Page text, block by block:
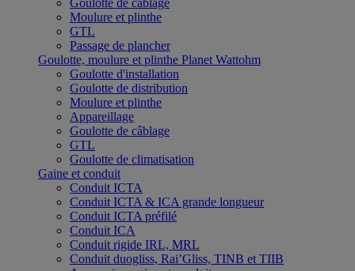
Goulotte de câblage
Moulure et plinthe
GTL
Passage de plancher
Goulotte, moulure et plinthe Planet Wattohm
Goulotte d'installation
Goulotte de distribution
Moulure et plinthe
Appareillage
Goulotte de câblage
GTL
Goulotte de climatisation
Gaine et conduit
Conduit ICTA
Conduit ICTA & ICA grande longueur
Conduit ICTA préfilé
Conduit ICA
Conduit rigide IRL, MRL
Conduit duogliss, Rai’Gliss, TINB et TIIB